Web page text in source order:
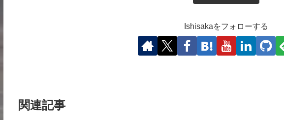
Ishisakaをフォローする
関連記事